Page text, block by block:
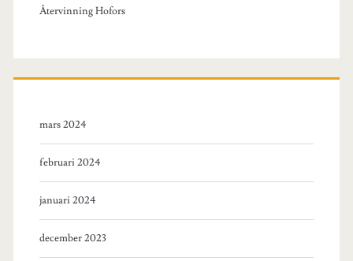
Återvinning Hofors
mars 2024
februari 2024
januari 2024
december 2023